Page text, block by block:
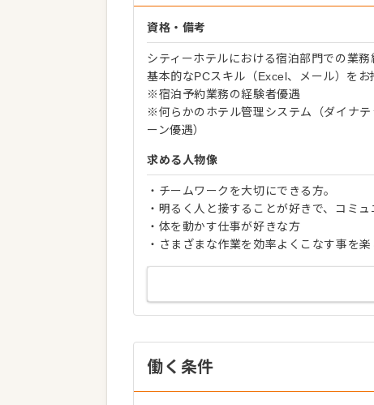
資格・備考
シティーホテルにおける宿泊部門での業
基本的なPCスキル（Excel、メール）をお
※宿泊予約業務の経験者優遇
※何らかのホテル管理システム（ダイナ
ーン優遇）
求める人物像
・チームワークを大切にできる方。
・明るく人と接することが好きで、コミ
・体を動かす仕事が好きな方
・さまざまな作業を効率よくこなす事を
働く条件